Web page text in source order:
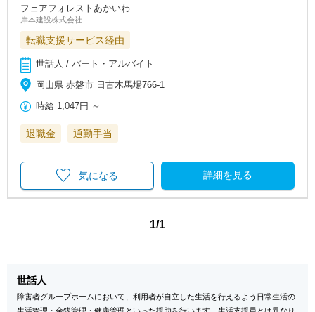
フェアフォレストあかいわ
岸本建設株式会社
転職支援サービス経由
世話人 / パート・アルバイト
岡山県 赤磐市 日古木馬場766-1
時給 1,047円 ～
退職金 通勤手当
詳細を見る
気になる
1/1
世話人
障害者グループホームにおいて、利用者が自立した生活を行えるよう日常生活の